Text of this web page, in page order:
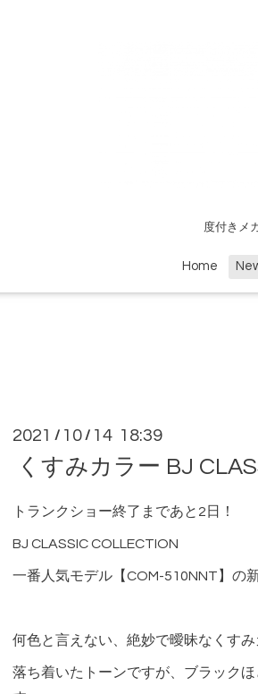
度付きメ
Home
2021 / 10 / 14 18:39
くすみカラー BJ
トランクショー終了まであと2日！
BJ CLASSIC COLLECTION
一番人気モデル【COM-510NNT】の
何色と言えない、絶妙で曖昧なくすみ
落ち着いたトーンですが、ブラック